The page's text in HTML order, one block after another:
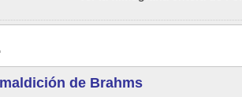
de Brahms